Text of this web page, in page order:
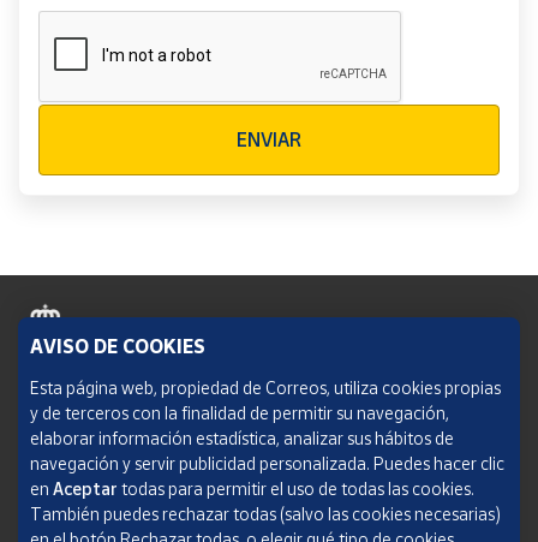
ENVIAR
Política de cookies
Aviso legal
Condiciones del servicio
Política de Privacidad Web
AVISO DE COOKIES
Esta página web, propiedad de Correos, utiliza cookies propias
y de terceros con la finalidad de permitir su navegación,
elaborar información estadística, analizar sus hábitos de
navegación y servir publicidad personalizada. Puedes hacer clic
en Aceptar todas para permitir el uso de todas las cookies.
También puedes rechazar todas (salvo las cookies necesarias)